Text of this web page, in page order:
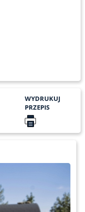
WYDRUKUJ
PRZEPIS